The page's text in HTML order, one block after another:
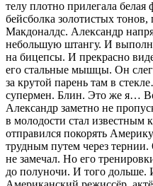
телу плотно прилегала белая
бейсболка золотистых тонов,
Макдоналдс. Александр
небольшую штангу. И
на бицепсы. И прекрасно
его стальные мышцы. Он
за крутой парень там в
супермен. Блин. Это же я…
Александр заметно не
в молодости стал известным
отправился покорять Америк
трудным путем через
не замечал. Но его
до полуночи. И того дольше.